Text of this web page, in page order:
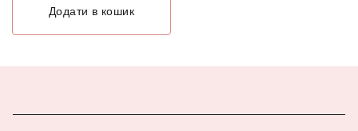
Додати в кошик